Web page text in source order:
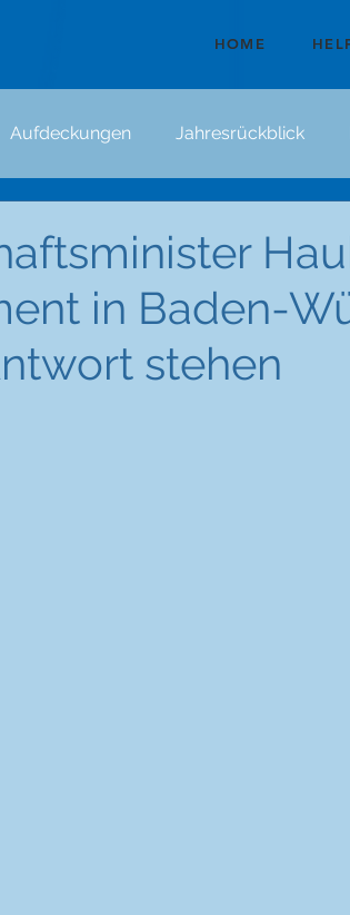
HOME
Aufdeckungen Jahresrückblick
in Baden-
stehen